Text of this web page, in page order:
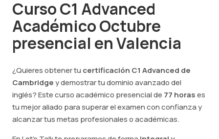
Curso C1 Advanced
Académico Octubre
presencial en Valencia
¿Quieres obtener tu certificación C1 Advanced de
Cambridgey demostrar tu dominio avanzado del
inglés? Este curso académico presencial de 77 horases
tu mejor aliado para superar el examen con confianza y
alcanzar tus metas profesionales o académicas.